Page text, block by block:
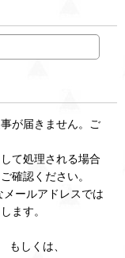
が届きません。ご
て処理される場合
確認ください。
メールアドレスでは
ます。
しくは、